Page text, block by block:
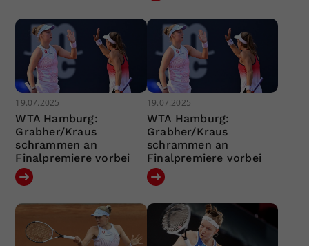
19.07.2025
WTA Hamburg:
Grabher/Kraus
schrammen an
Finalpremiere vorbei
19.07.2025
WTA Hamburg:
Grabher/Kraus
schrammen an
Finalpremiere vorbei